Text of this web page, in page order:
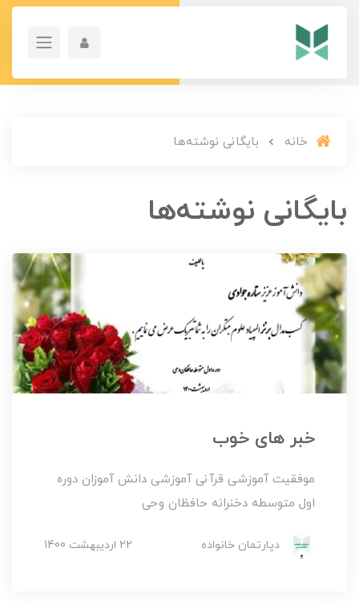
خانه بایگانی نوشته‌ها
بایگانی نوشته‌ها
خبر های خوب
موفقیت آموزشی قرآنی آموزشی دانش آموزان دوره
اول متوسطه دخنرانه حافظان وحی
دپارتمان خانواده 22 ارديبهشت 1400